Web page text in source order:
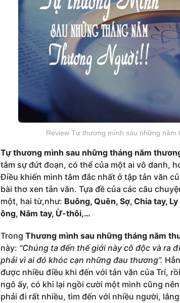
Review Tự thương mình sau những năm
Tự thương mình sau những tháng năm
tâm sự đứt đoạn, có thể của một ai vô danh,
Điều khiến mình tâm đắc nhất ở tập tản văn
bài thơ xen tản văn. Tựa đề của các câu
một, hai từ,như: Buông, Quên, Sợ, Chia tay,
ông, Nắm tay, Ừ-thôi,…
TrongThương mình sau những tháng năm
này: “Chúng ta đến thế giới này cô độc và ra
phải vì ai đó khóc cạn những đau thương”.
được nhiều điều khi đến với tản văn của Trí,
ngô ấy, có khi lại ngồi cười một mình cũng
phải đi rất nhiều, tìm đến với nhiều người,